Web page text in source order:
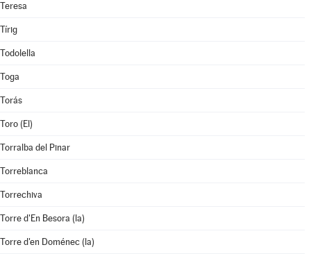
Teresa
Tírig
Todolella
Toga
Torás
Toro (El)
Torralba del Pinar
Torreblanca
Torrechiva
Torre d'En Besora (la)
Torre d'en Doménec (la)